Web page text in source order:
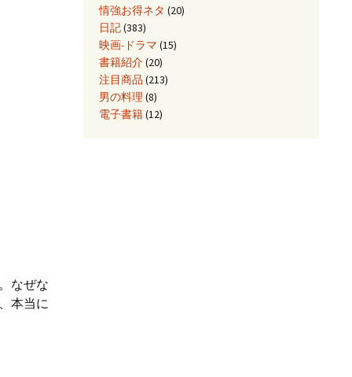
なぜな
本当に
情強お得ネタ (20)
日記(383)
映画-ドラマ (15)
書籍紹介(20)
注目商品 (213)
男の料理 (8)
電子書籍(12)